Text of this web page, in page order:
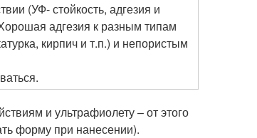
(УФ- стойкость, адгезия и
адгезия к разным типам
кирпич и т.п.) и непористым
и ультрафиолету – от этого
форму при нанесении).